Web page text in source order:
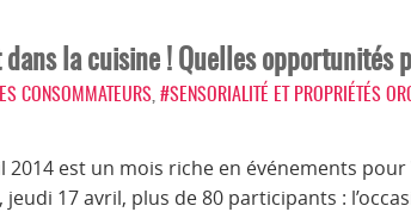
la cuisine ! Quelles opportunités
CONSOMMATEURS #SENSORIALITÉ ET PROPRIÉTÉS
2014 est un mois riche en événements
jeudi 17 avril, plus de 80 participants :